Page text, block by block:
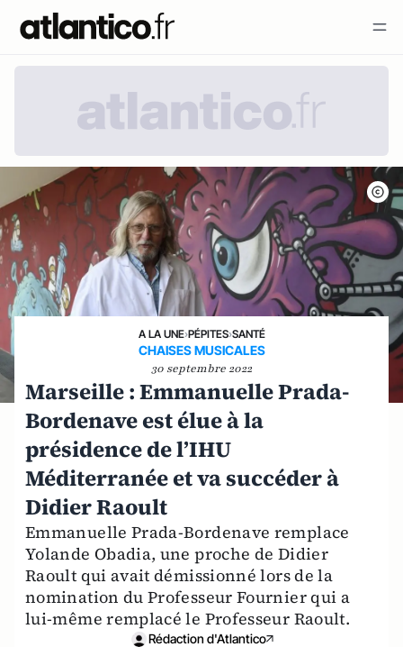
A LA UNE›PÉPITES›SANTÉ
CHAISES MUSICALES
30 septembre 2022
Marseille : Emmanuelle Prada-
Bordenave est élue à la
présidence de l’IHU
Méditerranée et va succéder à
Didier Raoult
Emmanuelle Prada-Bordenave remplace
Yolande Obadia, une proche de Didier
Raoult qui avait démissionné lors de la
nomination du Professeur Fournier qui a
lui-même remplacé le Professeur Raoult.
Rédaction d'Atlantico